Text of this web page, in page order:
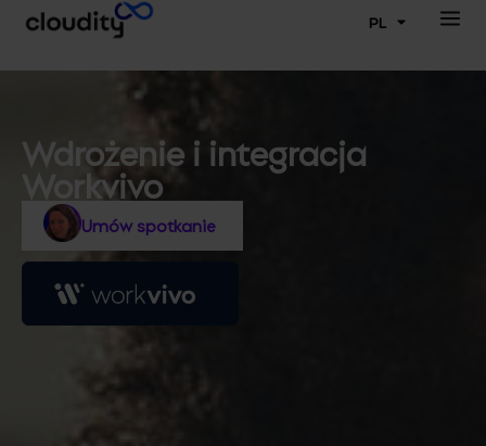
PL
Wdrożenie i integracja
Workvivo
Umów spotkanie